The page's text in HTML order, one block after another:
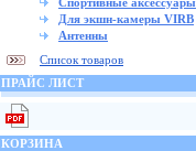
Для экшн-камеры VIRB
Антенны
Список товаров
ПРАЙС ЛИСТ
КОРЗИНА